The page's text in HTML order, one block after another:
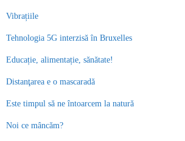
Vibrațiile
Tehnologia 5G interzisă în Bruxelles
Educație, alimentație, sănătate!
Distanţarea e o mascaradă
Este timpul să ne întoarcem la natură
Noi ce mâncăm?